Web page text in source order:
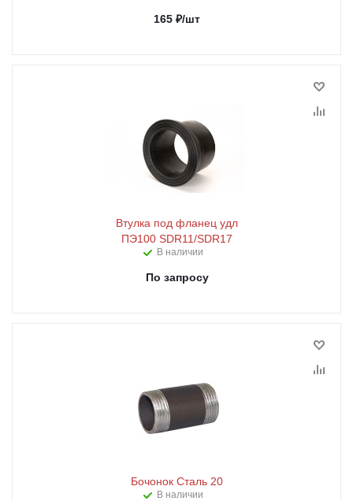
165 ₽/шт
Втулка под фланец удл
ПЭ100 SDR11/SDR17
В наличии
По запросу
Бочонок Сталь 20
В наличии